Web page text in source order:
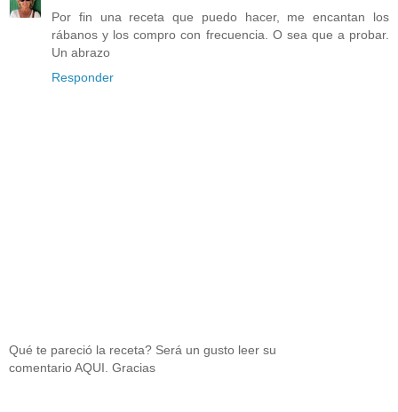
Por fin una receta que puedo hacer, me encantan los
rábanos y los compro con frecuencia. O sea que a probar.
Un abrazo
Responder
Qué te pareció la receta? Será un gusto leer su
comentario AQUI. Gracias